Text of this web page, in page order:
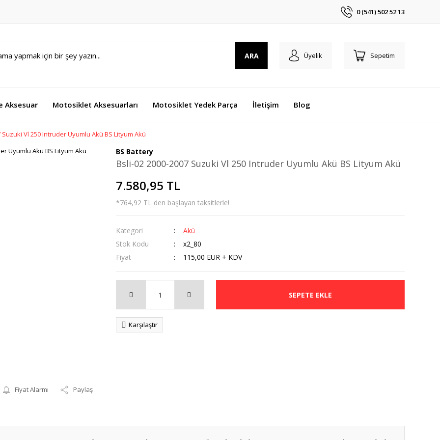
0 (541) 502 52 13
ARA Üyelik Sepetim
Aksesuar Motosiklet Aksesuarları Motosiklet Yedek Parça İletişim Blog
Suzuki Vl 250 Intruder Uyumlu Akü BS Lityum Akü
Fiyat Alarmı Paylaş
BS Battery
Bsli-02 2000-2007 Suzuki Vl 250 Intruder Uyumlu Akü BS Lityum Akü
7.580,95 TL
*764,92 TL den başlayan taksitlerle!
Kategori
Akü
Stok Kodu
x2_80
Fiyat
115,00 EUR + KDV
SEPETE EKLE
Karşılaştır